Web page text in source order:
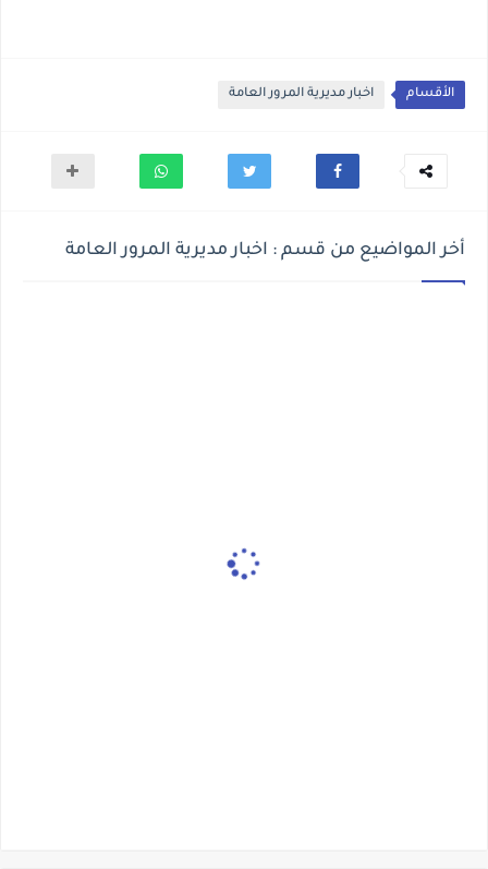
الأقسام اخبار مديرية المرور العامة
أخر المواضيع من قسم : اخبار مديرية المرور العامة